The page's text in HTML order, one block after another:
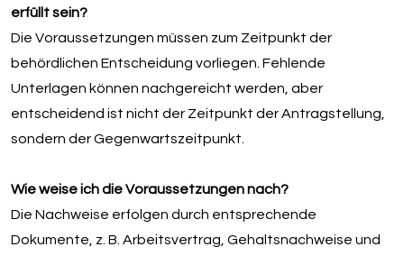
erfüllt sein?
Die Voraussetzungen müssen zum Zeitpunkt der
behördlichen Entscheidung vorliegen. Fehlende
Unterlagen können nachgereicht werden, aber
entscheidend ist nicht der Zeitpunkt der Antragstellung,
sondern der Gegenwartszeitpunkt.
Wie weise ich die Voraussetzungen nach?
Die Nachweise erfolgen durch entsprechende
Dokumente, z. B. Arbeitsvertrag, Gehaltsnachweise und